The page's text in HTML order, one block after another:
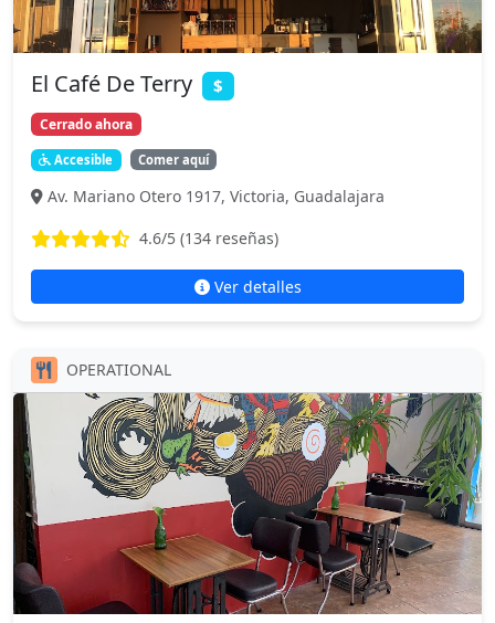
El Café De Terry $
Cerrado ahora
Accesible Comer aquí
Av. Mariano Otero 1917, Victoria, Guadalajara
4.6/5 (134 reseñas)
Ver detalles
OPERATIONAL